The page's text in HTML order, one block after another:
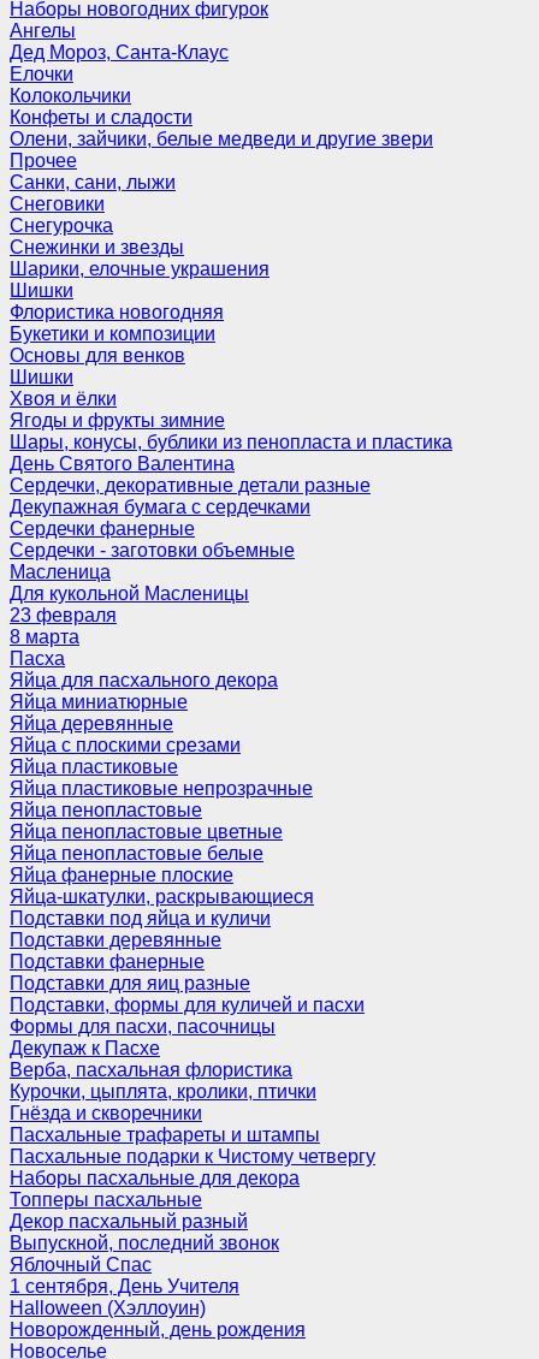
Наборы новогодних фигурок
Ангелы
Дед Мороз, Санта-Клаус
Елочки
Колокольчики
Конфеты и сладости
Олени, зайчики, белые медведи и другие звери
Прочее
Санки, сани, лыжи
Снеговики
Снегурочка
Снежинки и звезды
Шарики, елочные украшения
Шишки
Флористика новогодняя
Букетики и композиции
Основы для венков
Шишки
Хвоя и ёлки
Ягоды и фрукты зимние
Шары, конусы, бублики из пенопласта и пластика
День Святого Валентина
Сердечки, декоративные детали разные
Декупажная бумага с сердечками
Сердечки фанерные
Сердечки - заготовки объемные
Масленица
Для кукольной Масленицы
23 февраля
8 марта
Пасха
Яйца для пасхального декора
Яйца миниатюрные
Яйца деревянные
Яйца с плоскими срезами
Яйца пластиковые
Яйца пластиковые непрозрачные
Яйца пенопластовые
Яйца пенопластовые цветные
Яйца пенопластовые белые
Яйца фанерные плоские
Яйца-шкатулки, раскрывающиеся
Подставки под яйца и куличи
Подставки деревянные
Подставки фанерные
Подставки для яиц разные
Подставки, формы для куличей и пасхи
Формы для пасхи, пасочницы
Декупаж к Пасхе
Верба, пасхальная флористика
Курочки, цыплята, кролики, птички
Гнёзда и скворечники
Пасхальные трафареты и штампы
Пасхальные подарки к Чистому четвергу
Наборы пасхальные для декора
Топперы пасхальные
Декор пасхальный разный
Выпускной, последний звонок
Яблочный Спас
1 сентября, День Учителя
Halloween (Хэллоуин)
Новорожденный, день рождения
Новоселье